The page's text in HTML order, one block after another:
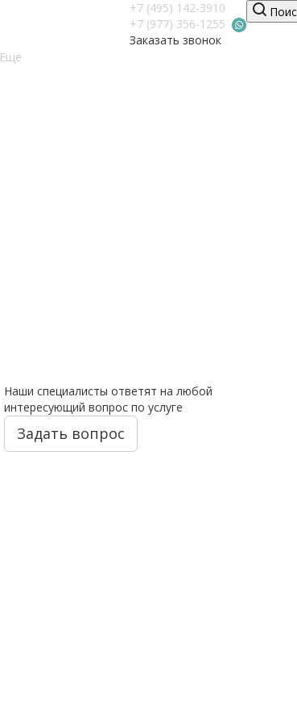
+7 (495) 142-3910
+7 (977) 356-1255
Заказать звонок
Ещё
Наши специалисты ответят на любой
интересующий вопрос по услуге
Задать вопрос